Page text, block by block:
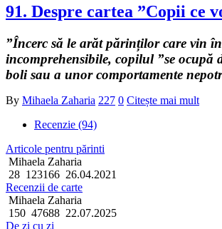
91. Despre cartea ”Copii ce
”Încerc să le arăt părinților care vin
incomprehensibile, copilul ”se ocupă
boli sau a unor comportamente
By Mihaela Zaharia 227 0 Citește mai mult
Recenzie (94)
Articole pentru părinti
Mihaela Zaharia
28 123166 26.04.2021
Recenzii de carte
Mihaela Zaharia
150 47688 22.07.2025
De zi cu zi